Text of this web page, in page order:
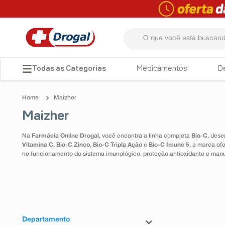
Medicamentos
Maizher
Maizher
Na Farmácia Online Drogal , você encontra a linha completa Bio-C,
Vitamina C, Bio-C Zinco, Bio-C Tripla Ação e Bio-C Imune 5, a marca
no funcionamento do sistema imunológico, proteção antioxidante e
Departamento
TERMOS MAIS BUSCADOS
4º lenço umedecido
5º tadalafila